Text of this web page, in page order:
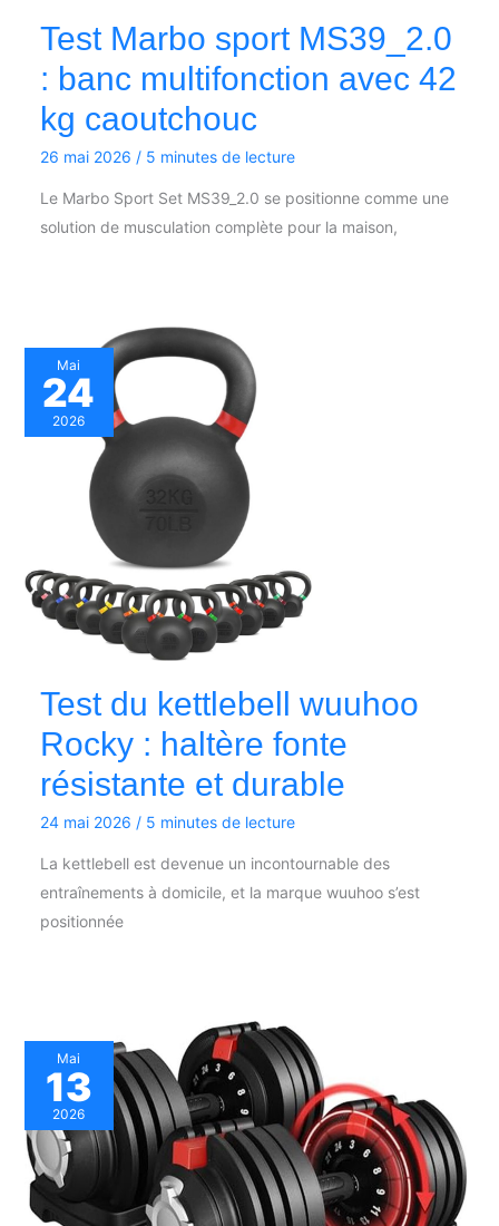
Test Marbo sport MS39_2.0
: banc multifonction avec 42
kg caoutchouc
26 mai 2026 / 5 minutes de lecture
Le Marbo Sport Set MS39_2.0 se positionne comme une
solution de musculation complète pour la maison,
Mai
24
2026
Test du kettlebell wuuhoo
Rocky : haltère fonte
résistante et durable
24 mai 2026 / 5 minutes de lecture
La kettlebell est devenue un incontournable des
entraînements à domicile, et la marque wuuhoo s’est
positionnée
Mai
13
2026